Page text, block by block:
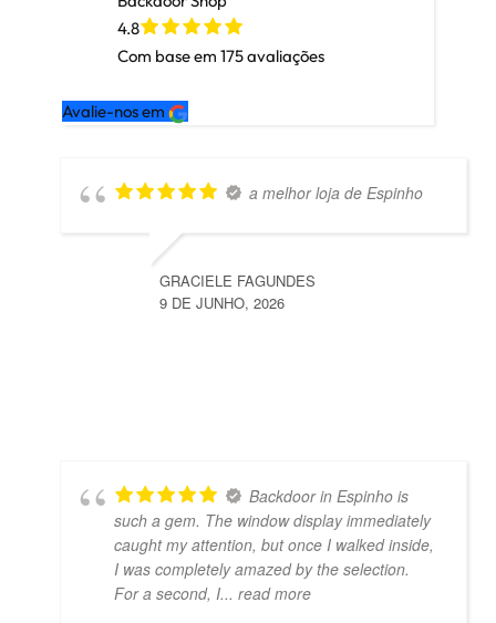
4.8
Com base em 175avaliações
Avalie-nos em
a melhor loja de Espinho
GRACIELE FAGUNDES
9 DE JUNHO, 2026
Backdoor in Espinho is
such a gem. The window display immediately
caught my attention, but once I walked inside,
I was completely amazed by the selection.
For a second, I... read more